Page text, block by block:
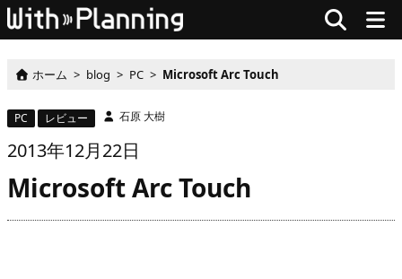
ホーム > blog > PC > Microsoft Arc Touch
PC レビュー 石原 大樹
2013年12月22日
Microsoft Arc Touch